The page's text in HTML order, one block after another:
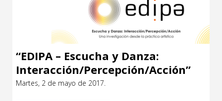
“EDIPA – Escucha y Danza:
Interacción/Percepción/Acción”
Martes, 2 de mayo de 2017.